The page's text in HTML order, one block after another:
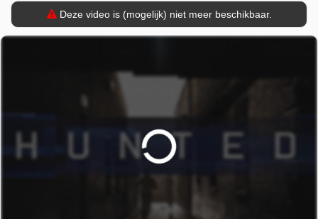
Deze video is (mogelijk) niet meer beschikbaar.